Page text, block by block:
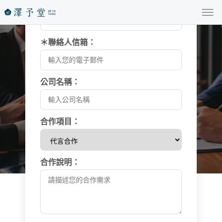
異業合作專區
＊聯絡人信箱：
公司名稱：
合作項目：
合作說明：